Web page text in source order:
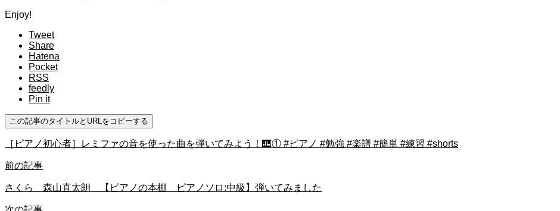
Enjoy!
Tweet
Share
Hatena
Pocket
RSS
feedly
Pin it
この記事のタイトルとURLをコピーする
［ピアノ初心者］レミファの音を使った曲を弾いてみよう！🎹① #ピアノ #勉強 #楽譜 #簡単 #練習 #shorts
前の記事
さくら 森山直太朗 【ピアノの本棚 ピアノソロ:中級】弾いてみました